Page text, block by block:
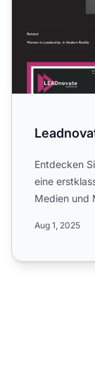
Entdecken
eine
Medien und
Aug 1, 2025